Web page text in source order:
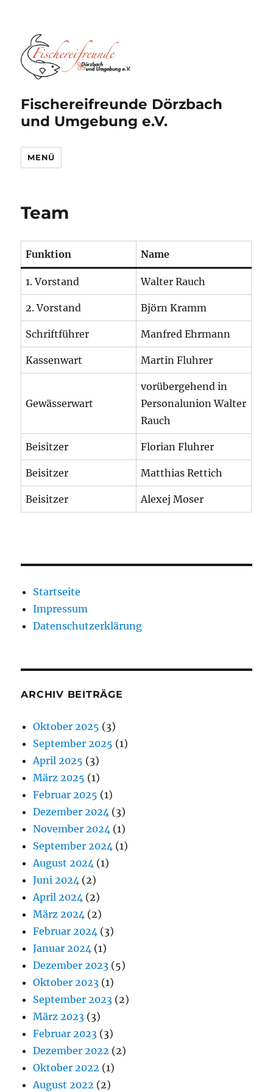
Fischereifreunde Dörzbach
und Umgebung e.V.
MENÜ
Team
Funktion Name
1. Vorstand Walter Rauch
2. Vorstand Björn Kramm
Schriftführer Manfred Ehrmann
Kassenwart Martin Fluhrer
Gewässerwart
vorübergehend in
Personalunion Walter
Rauch
Beisitzer Florian Fluhrer
Beisitzer Matthias Rettich
Beisitzer Alexej Moser
Startseite
Impressum
Datenschutzerklärung
ARCHIV BEITRÄGE
Oktober 2025 (3)
September 2025 (1)
April 2025 (3)
März 2025 (1)
Februar 2025 (1)
Dezember 2024 (3)
November 2024 (1)
September 2024 (1)
August 2024 (1)
Juni 2024 (2)
April 2024 (2)
März 2024 (2)
Februar 2024 (3)
Januar 2024 (1)
Dezember 2023 (5)
Oktober 2023 (1)
September 2023 (2)
März 2023 (3)
Februar 2023 (3)
Dezember 2022 (2)
Oktober 2022 (1)
August 2022 (2)